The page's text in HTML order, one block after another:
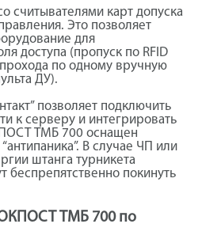
считывателями карт допуска
Это позволяет
для
доступа (пропуск по RFID
по одному вручную
ДУ).
позволяет подключить
к серверу и интегрировать
ТМБ 700 оснащен
В случае ЧП или
штанга турникета
беспрепятственно покинуть
ТМБ 700 по